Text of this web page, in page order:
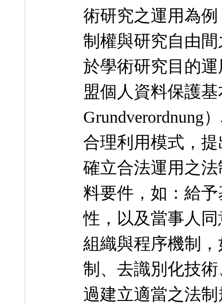
術研究之運用為
制權與研究自由
於學術研究目的
盟個人資料保護基
Grundverordnung
合理利用模式，
確立合法運用之
料要件，如：給
性，以及當事人
組織與程序機制
制、去識別化技
過建立適當之法